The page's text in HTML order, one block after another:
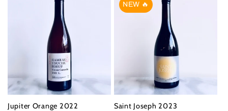
Jupiter Orange 2022
NEW 🔥
Saint Joseph 2023